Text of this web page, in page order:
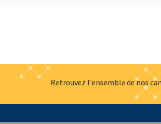
Retrouvez l'ensemble de nos